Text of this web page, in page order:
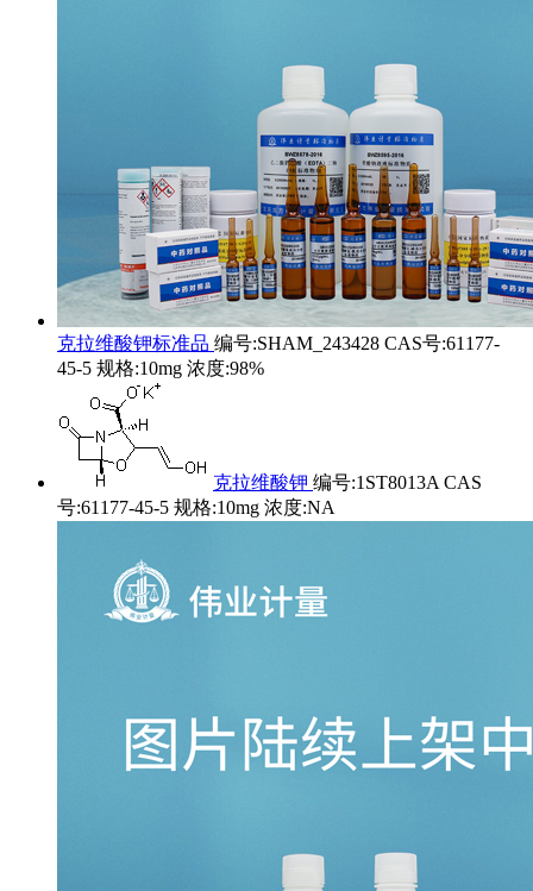
克拉维酸钾标准品 编号:SHAM_243428 CAS号:61177-
45-5 规格:10mg 浓度:98%
克拉维酸钾 编号:1ST8013A CAS
号:61177-45-5 规格:10mg 浓度:NA